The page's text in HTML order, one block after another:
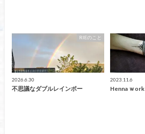
RIEのこと
2026.6.30
不思議なダブルレインボー
2023.11.6
Henna ｗork